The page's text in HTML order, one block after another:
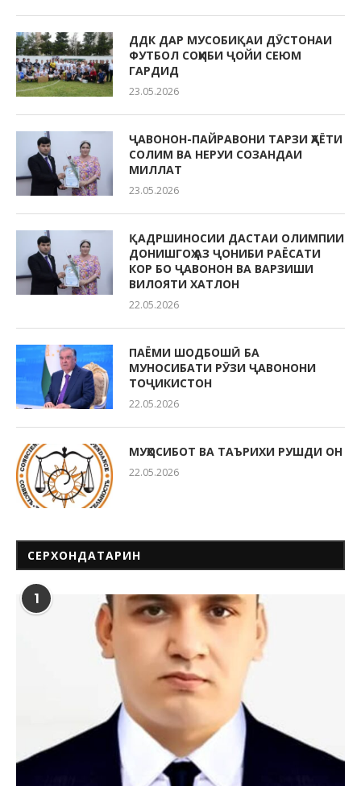
ДДК ДАР МУСОБИҚАИ ДӮСТОНАИ
ФУТБОЛ СОҲИБИ ҶОЙИ СЕЮМ
ГАРДИД
23.05.2026
ҶАВОНОН-ПАЙРАВОНИ ТАРЗИ ҲАЁТИ
СОЛИМ ВА НЕРУИ СОЗАНДАИ
МИЛЛАТ
23.05.2026
ҚАДРШИНОСИИ ДАСТАИ ОЛИМПИИ
ДОНИШГОҲ АЗ ҶОНИБИ РАЁСАТИ
КОР БО ҶАВОНОН ВА ВАРЗИШИ
ВИЛОЯТИ ХАТЛОН
22.05.2026
ПАЁМИ ШОДБОШӢ БА
МУНОСИБАТИ РӮЗИ ҶАВОНОНИ
ТОҶИКИСТОН
22.05.2026
МУҲОСИБОТ ВА ТАЪРИХИ РУШДИ ОН
22.05.2026
СЕРХОНДАТАРИН
1